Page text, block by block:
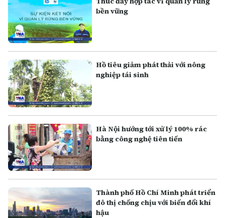
bền vững
Hồ tiêu giảm phát thải với nông
nghiệp tái sinh
Hà Nội hướng tới xử lý 100% rác
bằng công nghệ tiên tiến
Thành phố Hồ Chí Minh phát triển
đô thị chống chịu với biến đổi khí
hậu